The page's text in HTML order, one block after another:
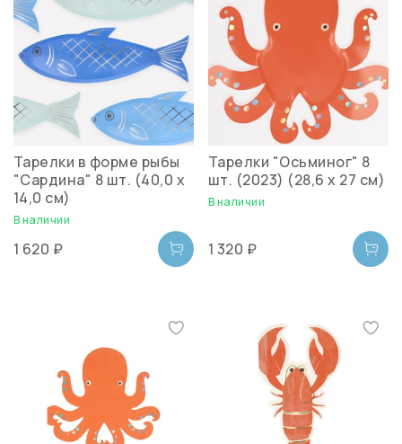
Тарелки в форме рыбы
"Сардина" 8 шт. (40,0 x
14,0 см)
В наличии
1 620 ₽
Тарелки "Осьминог" 8
шт. (2023) (28,6 х 27 см)
В наличии
1 320 ₽